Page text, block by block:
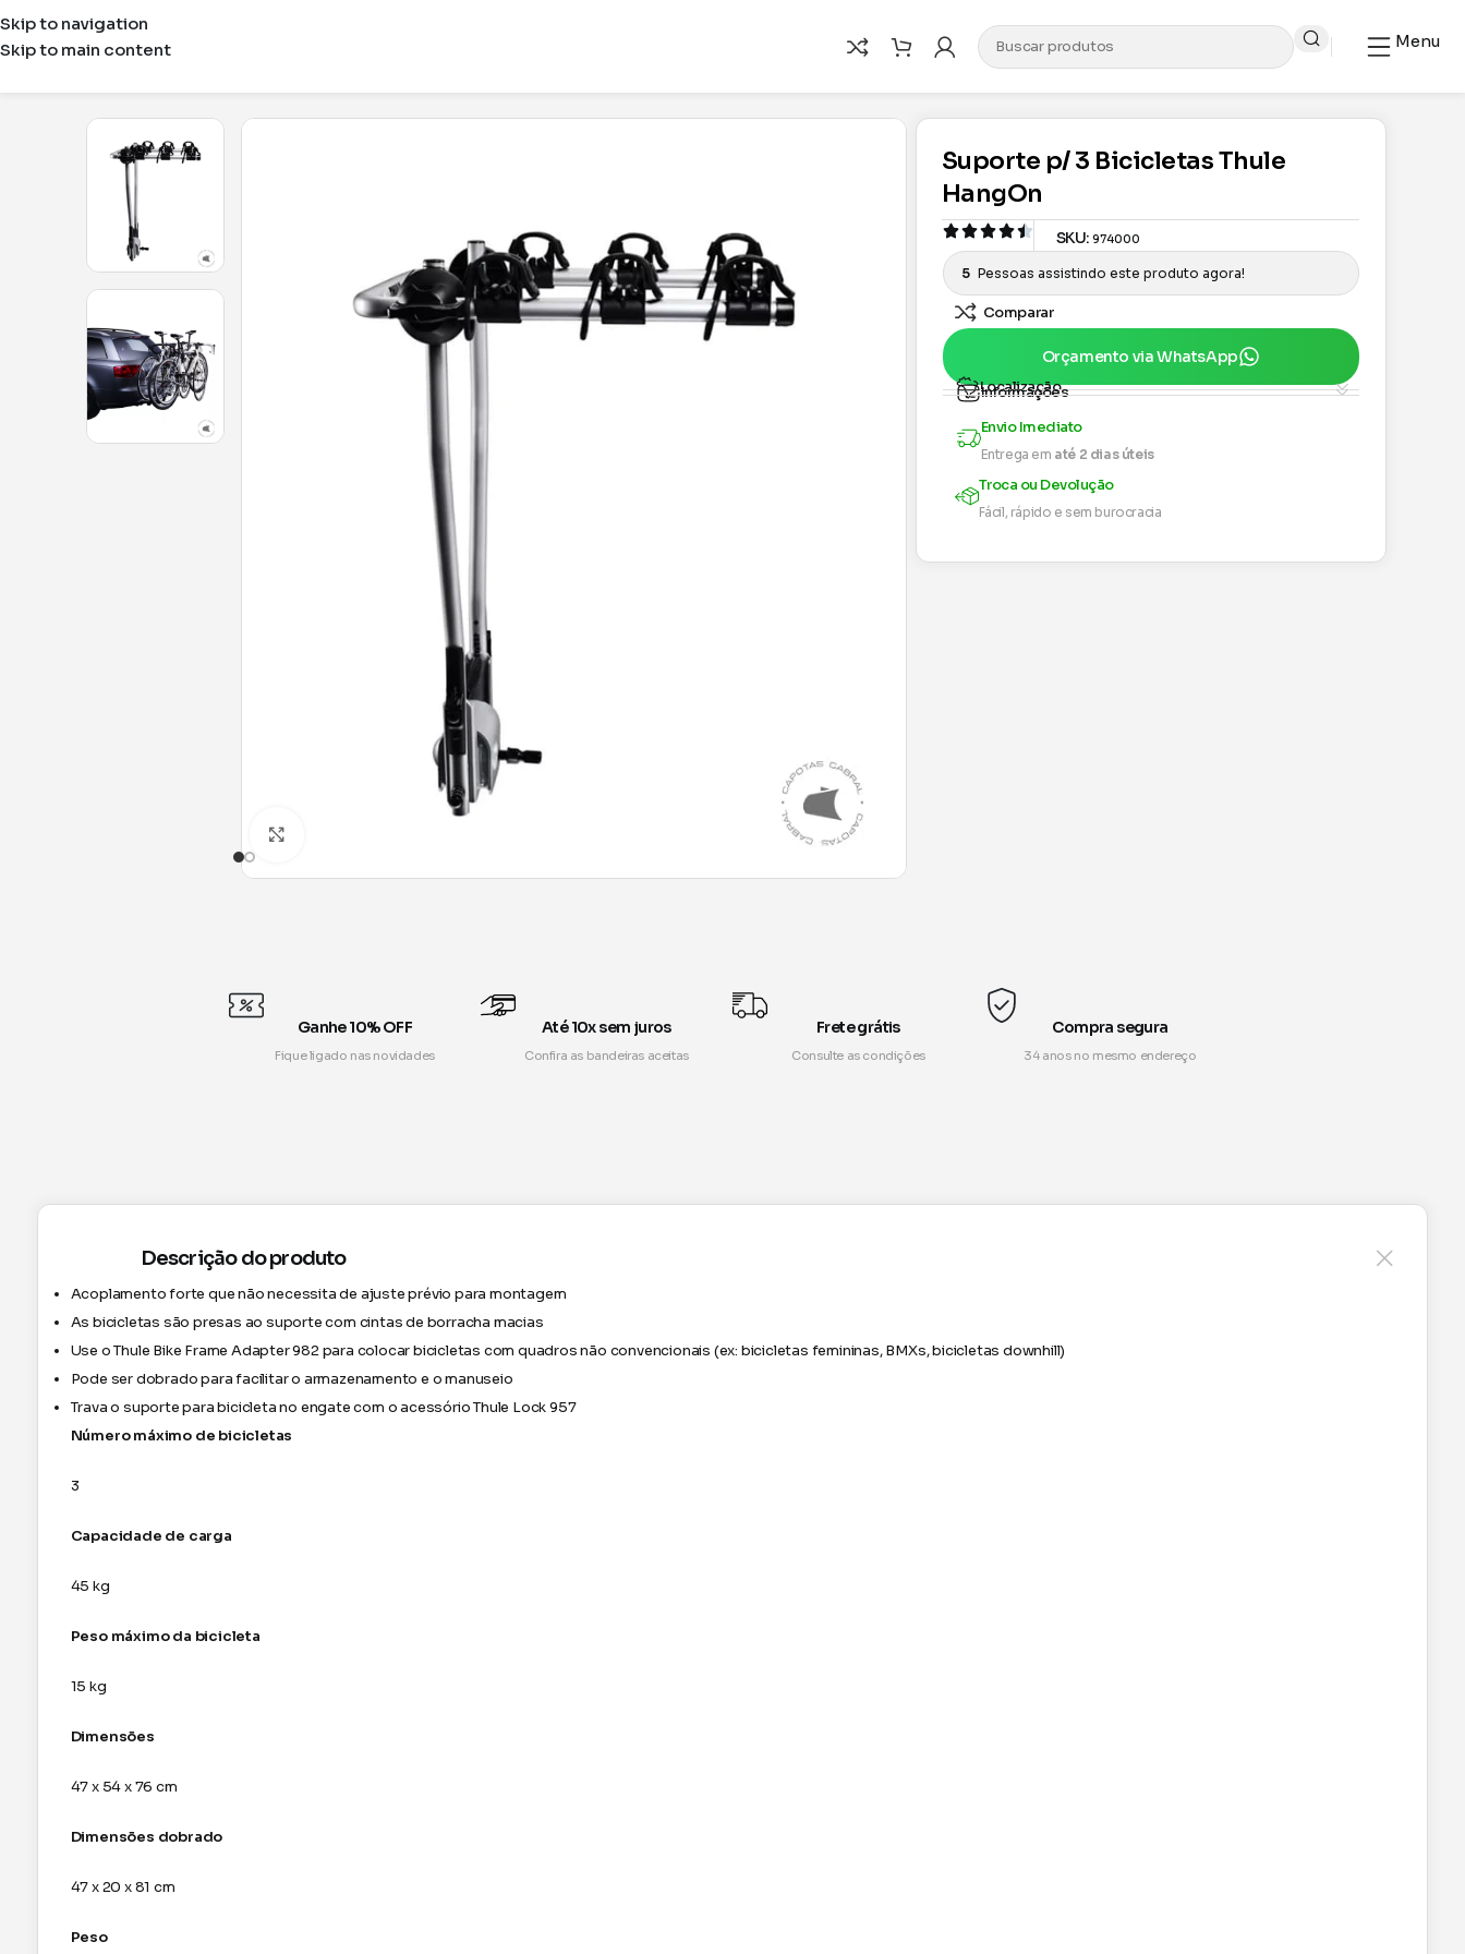
Skip to navigation
Skip to main content
Menu
Suporte p/ 3 Bicicletas Thule
HangOn
SKU: 974000
5 Pessoas assistindo este produto agora!
Comparar
Orçamento via WhatsApp
Localização
Informações
Envio Imediato
Entrega em até 2 dias úteis
Troca ou Devolução
Fácil, rápido e sem burocracia
Ganhe 10% OFF
Fique ligado nas novidades
Até 10x sem juros
Confira as bandeiras aceitas
Frete grátis
Consulte as condições
Compra segura
34 anos no mesmo endereço
Descrição do produto
Acoplamento forte que não necessita de ajuste prévio para montagem
As bicicletas são presas ao suporte com cintas de borracha macias
Use o Thule Bike Frame Adapter 982 para colocar bicicletas com quadros não convencionais (ex: bicicletas femininas, BMXs, bicicletas downhill)
Pode ser dobrado para facilitar o armazenamento e o manuseio
Trava o suporte para bicicleta no engate com o acessório Thule Lock 957
Número máximo de bicicletas
3
Capacidade de carga
45 kg
Peso máximo da bicicleta
15 kg
Dimensões
47 x 54 x 76 cm
Dimensões dobrado
47 x 20 x 81 cm
Peso